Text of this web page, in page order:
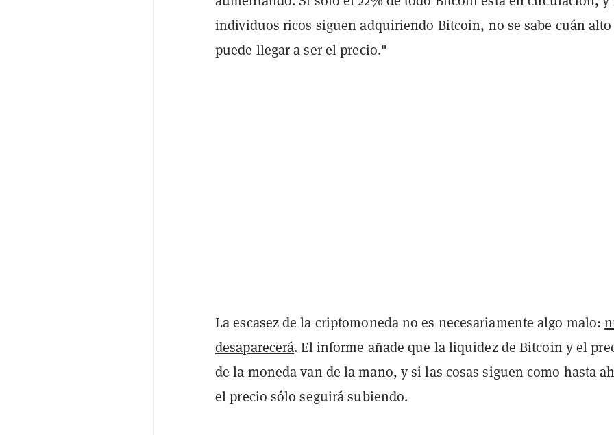
individuos ricos siguen adquiriendo Bitcoin, no se sabe cuán alto
puede llegar a ser el precio."
La escasez de la criptomoneda no es necesariamente algo malo:
desaparecerá. El informe añade que la liquidez de Bitcoin y el
de la moneda van de la mano, y si las cosas siguen como hasta
el precio sólo seguirá subiendo.